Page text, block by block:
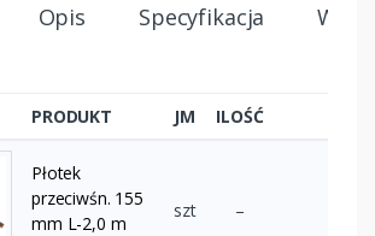
Opis Specyfikacja
PRODUKT JM ILOŚĆ
Płotek
przeciwśn. 155
mm L-2,0 m
szt –